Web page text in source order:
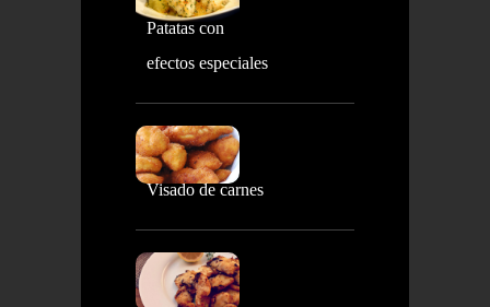
Patatas con
efectos especiales
Visado de carnes